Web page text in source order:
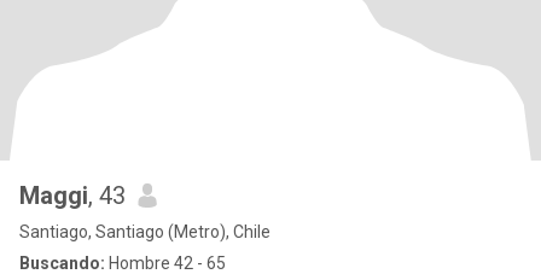
Maggi, 43
Santiago, Santiago (Metro), Chile
Buscando: Hombre 42 - 65